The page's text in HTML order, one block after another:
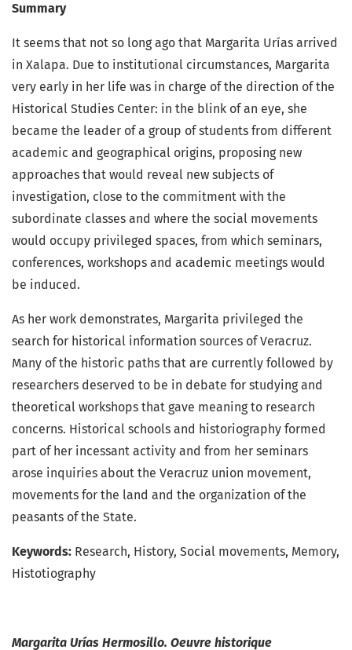
Summary
It seems that not so long ago that Margarita Urías arrived
in Xalapa. Due to institutional circumstances, Margarita
very early in her life was in charge of the direction of the
Historical Studies Center: in the blink of an eye, she
became the leader of a group of students from different
academic and geographical origins, proposing new
approaches that would reveal new subjects of
investigation, close to the commitment with the
subordinate classes and where the social movements
would occupy privileged spaces, from which seminars,
conferences, workshops and academic meetings would
be induced.
As her work demonstrates, Margarita privileged the
search for historical information sources of Veracruz.
Many of the historic paths that are currently followed by
researchers deserved to be in debate for studying and
theoretical workshops that gave meaning to research
concerns. Historical schools and historiography formed
part of her incessant activity and from her seminars
arose inquiries about the Veracruz union movement,
movements for the land and the organization of the
peasants of the State.
Keywords: Research, History, Social movements, Memory,
Histotiography
Margarita Urías Hermosillo. Oeuvre historique